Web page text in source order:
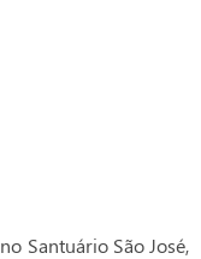
Santuário São José,